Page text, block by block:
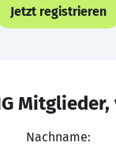
Jetzt registrieren
Nachname: